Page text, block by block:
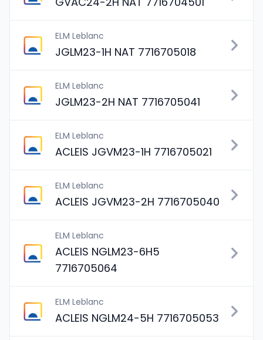
ELM Leblanc
JGLM23-1H NAT 7716705018
ELM Leblanc
JGLM23-2H NAT 7716705041
ELM Leblanc
ACLEIS JGVM23-1H 7716705021
ELM Leblanc
ACLEIS JGVM23-2H 7716705040
ELM Leblanc
ACLEIS NGLM23-6H5
7716705064
ELM Leblanc
ACLEIS NGLM24-5H 7716705053